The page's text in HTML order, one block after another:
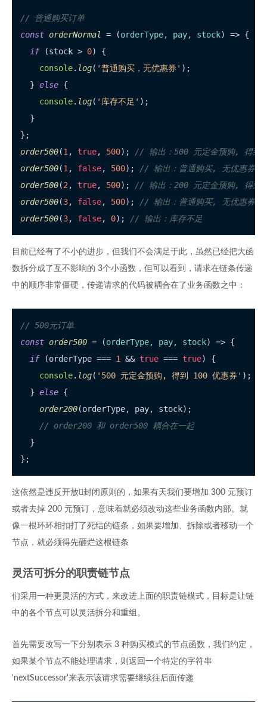
// 普通购买订单
const orderNormal = (orderType, pay, stock) => {
if (stock > 0) {
console. log( '普通购买，无优惠券' );
  }
else {
console. log( '库存不足' );
  }
order500(1 , true, 500);
// 输出：500 元定金预购, 得到
order500(1 , false, 500);
// 输出：普通购买, 无优惠券
order500(2, true, 500);
// 输出：200 元定金预购, 得到
order500(3, false, 500);
// 输出：普通购买, 无优惠券
order500(3, false, 0); // 输出：库存不足
目前已经有了不小的进步，但我们不会满足于此，虽然已经把大函
数拆分成了互不影响的 3个小函数，但可以看到，请求在链条传递
中的顺序非常僵硬，传递请求的代码被耦合在了业务函数之中：
// 500元订单
const order500 = (orderType, pay, stock) => {
if (orderType === 1 && true === true) {
console. log( '500 元定金预购, 得到 100 优惠券' );
  }
else {
order200(orderType, pay, stock);
// order200 和 order500 耦合在一起
  }
这依然是违反开放封闭原则的，如果有天我们要增加 300 元预订
或者去掉 200 元预订，意味着就必须改动这些业务函数内部。就
像一根环环相扣打了死结的链条，如果要增加、拆除或者移动一个
节点，就必须得先砸烂这根链条
灵活可拆分的职责链节点
们采用一种更灵活的方式，来改进上面的职责链模式，目标是让链
中的各个节点可以灵活拆分和重组。
首先需要改写一下分别表示 3 种购买模式的节点函数，我们约定，
如果某个节点不能处理请求，则返回一个特定的字符串
'nextSuccessor'来表示该请求需要继续往后面传递